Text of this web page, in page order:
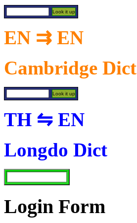
EN ⇉ EN
Cambridge Dict
TH ⇋ EN
Longdo Dict
Login Form